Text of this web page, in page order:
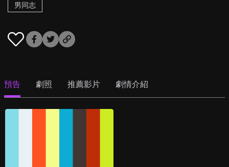
男同志
預告 劇照 推薦影片 劇情介紹